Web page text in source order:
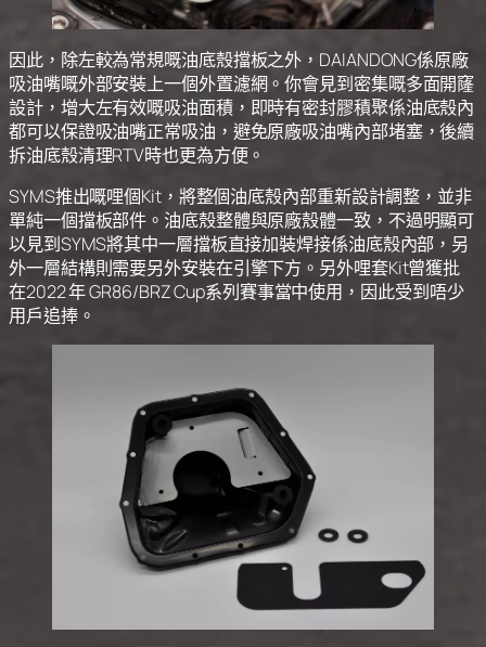
因此，除左較為常規嘅油底殼擋板之外，DAIANDONG係原廠
吸油嘴嘅外部安裝上一個外置濾網。你會見到密集嘅多面開窿
設計，增大左有效嘅吸油面積，即時有密封膠積聚係油底殼內
都可以保證吸油嘴正常吸油，避免原廠吸油嘴內部堵塞，後續
拆油底殼清理RTV時也更為方便。
SYMS推出嘅哩個Kit，將整個油底殼內部重新設計調整，並非
單純一個擋板部件。油底殼整體與原廠殼體一致，不過明顯可
以見到SYMS將其中一層擋板直接加裝焊接係油底殼內部，另
外一層結構則需要另外安裝在引擎下方。另外哩套Kit曾獲批
在2022 年 GR86/BRZ Cup系列賽事當中使用，因此受到唔少
用戶追捧。